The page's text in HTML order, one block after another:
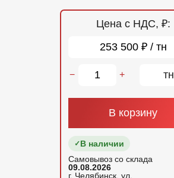
Цена с НДС, ₽:
253 500 ₽ / тн
− + тн
В корзину
В наличии
Самовывоз со склада
09.08.2026
г. Челябинск, ул.